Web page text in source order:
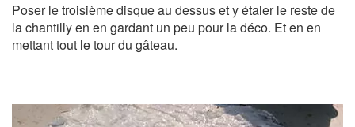
Poser le troisième disque au dessus et y étaler le reste de
la chantilly en en gardant un peu pour la déco. Et en en
mettant tout le tour du gâteau.